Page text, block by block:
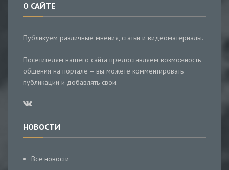
О САЙТЕ
Публикуем различные мнения, статьи и видеоматериалы.
Посетителям нашего сайта предоставляем возможность
общения на портале – вы можете комментировать
публикации и добавлять свои.
НОВОСТИ
Все новости